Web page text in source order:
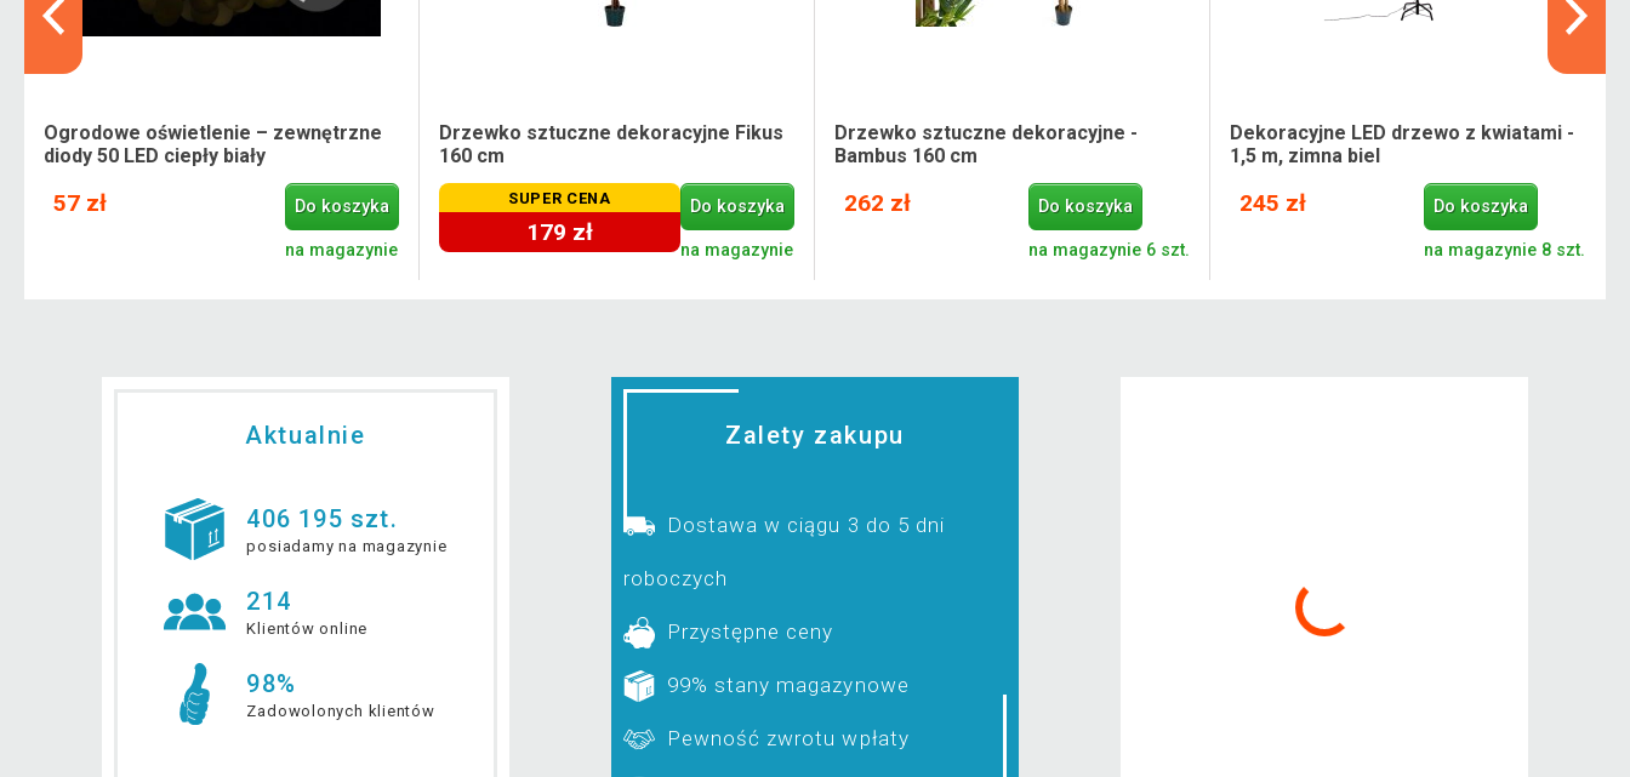
Ogrodowe oświetlenie – zewnętrzne
diody 50 LED ciepły biały
57 zł Do koszyka
na magazynie
Drzewko sztuczne dekoracyjne Fikus
160 cm
SUPER CENA
179 zł
Do koszyka
na magazynie
Drzewko sztuczne dekoracyjne -
Bambus 160 cm
262 zł Do koszyka
na magazynie 6 szt.
Dekoracyjne LED drzewo z kwiatami -
1,5 m, zimna biel
245 zł Do koszyka
na magazynie 8 szt.
Aktualnie
406 195 szt.
posiadamy na magazynie
214
Klientów online
98%
Zadowolonych klientów
Zalety zakupu
Dostawa w ciągu 3 do 5 dni
roboczych
Przystępne ceny
99% stany magazynowe
Pewność zwrotu wpłaty